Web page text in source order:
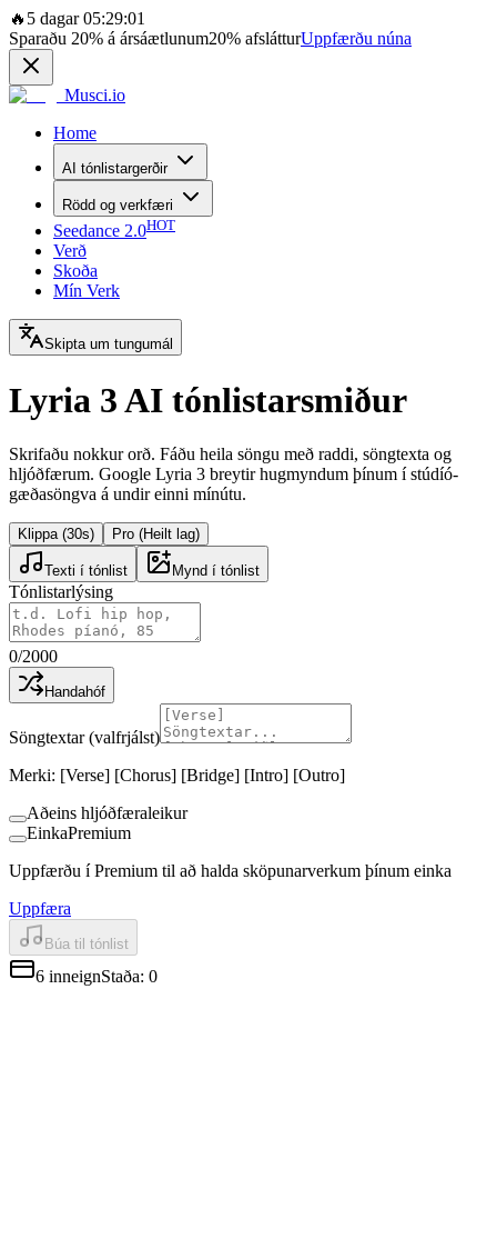
🔥 5 dagar 05:29:01
Sparaðu 20% á ársáætlunum20% afslátturUppfærðu núna
Musci.io
Home
AI tónlistargerðir
Rödd og verkfæri
Seedance 2.0HOT
Verð
Skoða
Mín Verk
Skipta um tungumál
Lyria 3 AI tónlistarsmiður
Skrifaðu nokkur orð. Fáðu heila söngu með raddi, söngtexta og
hljóðfærum. Google Lyria 3 breytir hugmyndum þínum í stúdíó-
gæðasöngva á undir einni mínútu.
Klippa (30s) Pro (Heilt lag)
Texti í tónlist Mynd í tónlist
Tónlistarlýsing
0/2000
Handahóf
Söngtextar (valfrjálst)
Merki: [Verse] [Chorus] [Bridge] [Intro] [Outro]
Aðeins hljóðfæraleikur
EinkaPremium
Uppfærðu í Premium til að halda sköpunarverkum þínum einka
Uppfæra
Búa til tónlist
6 inneignStaða: 0